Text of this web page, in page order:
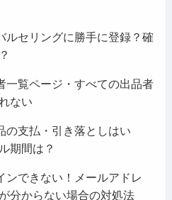
ルセリングに勝手に登録？確
一覧ページ・すべての出品者
ない
の支払・引き落としはい
期間は？
ンできない！メールアドレ
分からない場合の対処法